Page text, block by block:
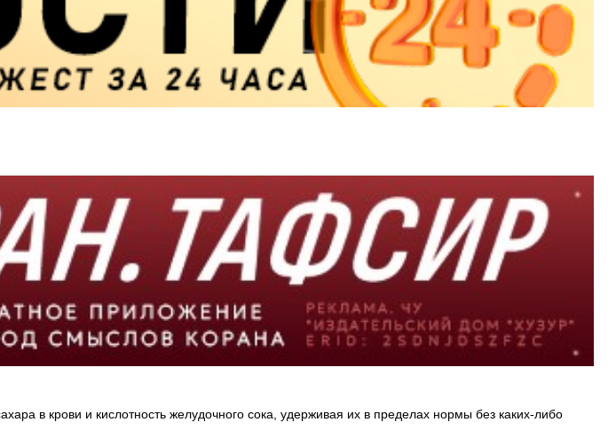
в крови и кислотность желудочного сока, удерживая их в пределах нормы без каких-либо